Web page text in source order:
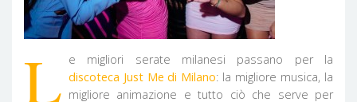
L e migliori serate milanesi passano per la
discoteca Just Me di Milano: la migliore musica, la
migliore animazione e tutto ciò che serve per